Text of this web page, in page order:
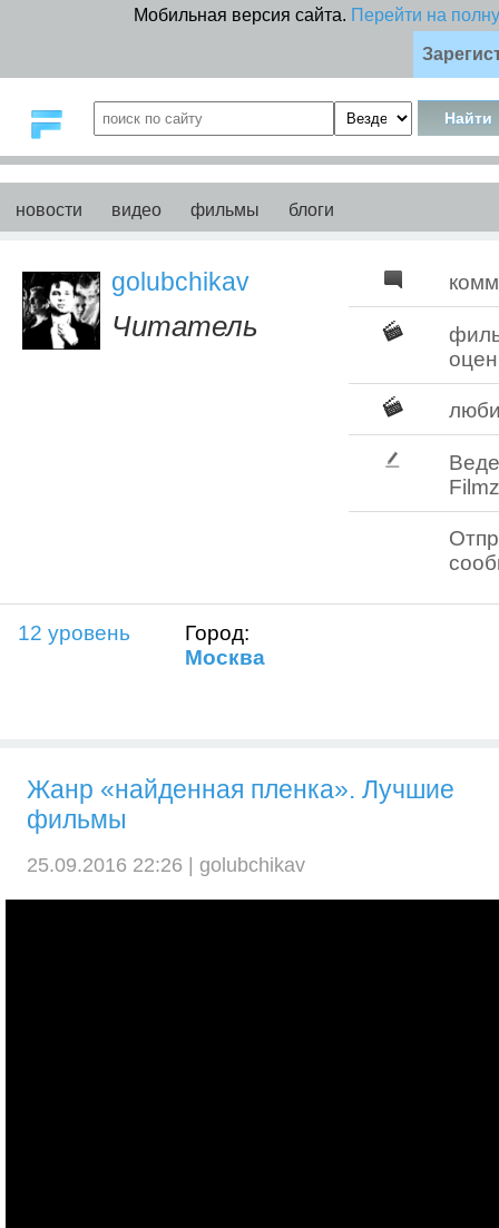
Мобильная версия сайта. Перейти на
новости видео фильмы блоги
golubchikav
Читатель
12 уровень
Город:
Москва
Жанр «найденная пленка». Лучшие
фильмы
25.09.2016 22:26 | golubchikav